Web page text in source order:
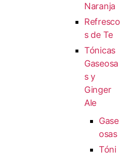
Naranja
Refresco
s de Te
Tónicas
Gaseosa
s y
Ginger
Ale
Gase
osas
Tóni